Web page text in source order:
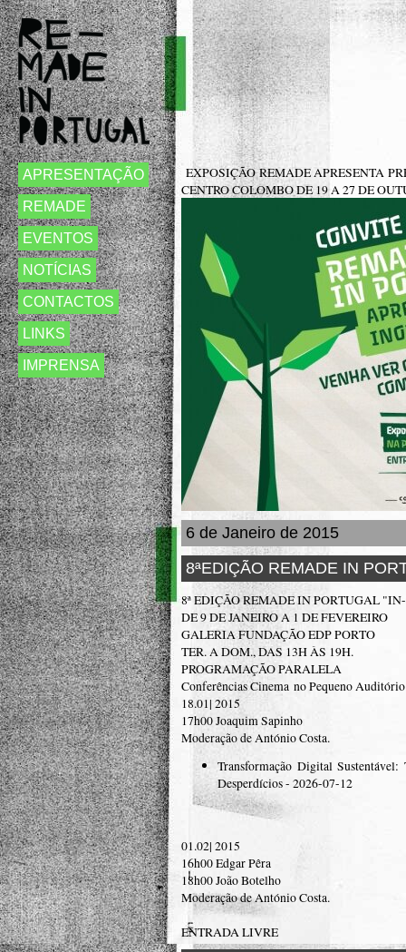
APRESENTAÇÃO
REMADE
EVENTOS
NOTÍCIAS
CONTACTOS
LINKS
IMPRENSA
EXPOSIÇÃO REMADE APRESENTA
CENTRO COLOMBO DE 19 A 27 DE
6 de Janeiro de 2015
8ªEDIÇÃO REMADE IN
8ª EDIÇÃO REMADE IN PORTUGAL
DE 9 DE JANEIRO A 1 DE FEVEREIRO
GALERIA FUNDAÇÃO EDP PORTO
TER. A DOM., DAS 13H ÀS 19H.
PROGRAMAÇÃO PARALELA
Conferências Cinema no Pequeno
18.01| 2015
17h00 Joaquim Sapinho
Moderação de António Costa.
Transformação Digital
Desperdícios- 2026-07-12
01.02| 2015
16h00 Edgar Pêra
18h00 João Botelho
Moderação de António Costa.
ENTRADA LIVRE